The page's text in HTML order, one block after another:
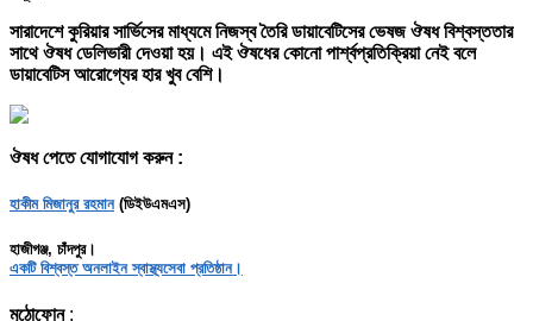
সারাদেশে কুরিয়ার সার্ভিসের মাধ্যমে নিজস্ব তৈরি ডায়াবেটিসের ভেষজ ঔষধ বিশ্বস্ততার
সাথে ঔষধ ডেলিভারী দেওয়া হয়। এই ঔষধের কোনো পার্শ্বপ্রতিক্রিয়া নেই বলে
ডায়াবেটিস আরোগ্যের হার খুব বেশি।
ঔষধ পেতে যোগাযোগ করুন :
হাকীম মিজানুর রহমান(ডিইউএমএস)
হাজীগঞ্জ, চাঁদপুর।
একটি বিশ্বস্ত অনলাইন স্বাস্থ্যসেবা প্রতিষ্ঠান।
মুঠোফোন: